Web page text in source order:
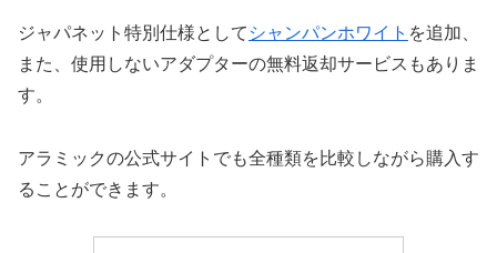
ジャパネット特別仕様として シャンパンホワイト を追加、
また、使用しないアダプターの無料返却サービスもありま
す。
アラミックの公式サイトでも全種類を比較しながら購入す
ることができます。